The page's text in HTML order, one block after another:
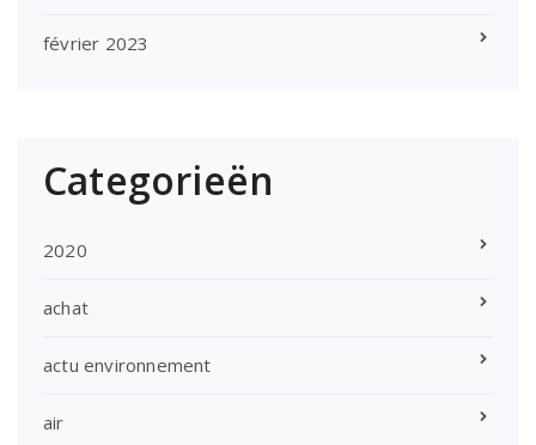
février 2023
Categorieën
2020
achat
actu environnement
air